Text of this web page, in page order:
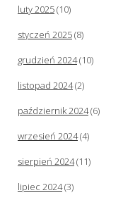
luty 2025(10)
styczeń 2025(8)
grudzień 2024(10)
listopad 2024(2)
październik 2024(6)
wrzesień 2024(4)
sierpień 2024(11)
lipiec 2024(3)